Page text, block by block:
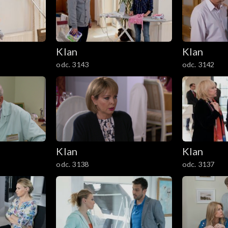
Klan
odc. 3143
Klan
odc. 3142
Klan
odc. 3138
Klan
odc. 3137